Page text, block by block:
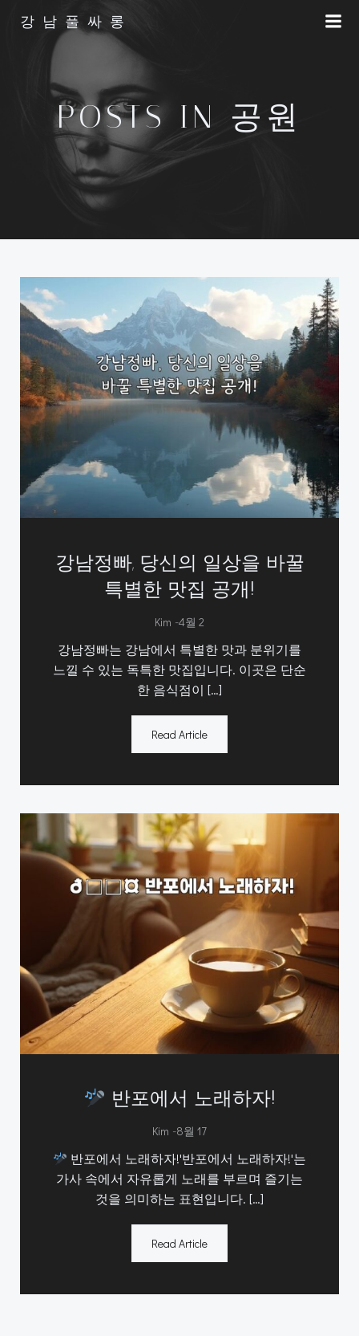
강남풀싸롱
POSTS IN 공원
강남정빠, 당신의 일상을 바꿀
특별한 맛집 공개!
Kim -4월 2
강남정빠는 강남에서 특별한 맛과 분위기를
느낄 수 있는 독특한 맛집입니다. 이곳은 단순
한 음식점이 […]
Read Article
반포에서 노래하자!
Kim -8월 17
반포에서 노래하자!'반포에서 노래하자!'는
가사 속에서 자유롭게 노래를 부르며 즐기는
것을 의미하는 표현입니다. […]
Read Article